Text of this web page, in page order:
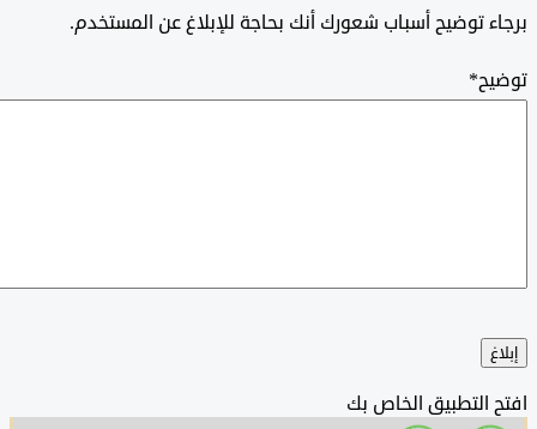
توضيح أسباب شعورك أنك بحاجة للإبلاغ عن المستخدم.
*
التطبيق الخاص بك